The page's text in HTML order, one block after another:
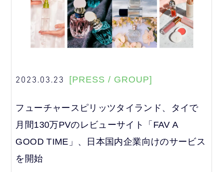
2023.03.23 [PRESS / GROUP]
フューチャースピリッツタイランド、タイで
月間130万PVのレビューサイト「FAV A
GOOD TIME」、日本国内企業向けのサービス
を開始